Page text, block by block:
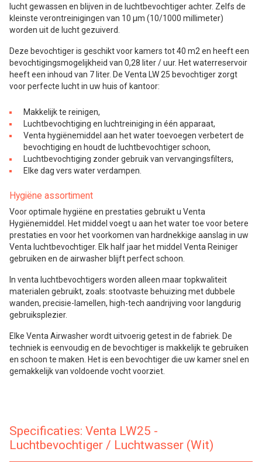
lucht gewassen en blijven in de luchtbevochtiger achter. Zelfs de
kleinste verontreinigingen van 10 µm (10/1000 millimeter)
worden uit de lucht gezuiverd.
Deze bevochtiger is geschikt voor kamers tot 40 m2 en heeft een
bevochtigingsmogelijkheid van 0,28 liter / uur. Het waterreservoir
heeft een inhoud van 7 liter. De Venta LW 25 bevochtiger zorgt
voor perfecte lucht in uw huis of kantoor:
Makkelijk te reinigen,
Luchtbevochtiging en luchtreiniging in één apparaat,
Venta hygiënemiddel aan het water toevoegen verbetert de
bevochtiging en houdt de luchtbevochtiger schoon,
Luchtbevochtiging zonder gebruik van vervangingsfilters,
Elke dag vers water verdampen.
Hygiëne assortiment
Voor optimale hygiëne en prestaties gebruikt u Venta
Hygiënemiddel. Het middel voegt u aan het water toe voor betere
prestaties en voor het voorkomen van hardnekkige aanslag in uw
Venta luchtbevochtiger. Elk half jaar het middel Venta Reiniger
gebruiken en de airwasher blijft perfect schoon.
In venta luchtbevochtigers worden alleen maar topkwaliteit
materialen gebruikt, zoals: stootvaste behuizing met dubbele
wanden, precisie-lamellen, high-tech aandrijving voor langdurig
gebruiksplezier.
Elke Venta Airwasher wordt uitvoerig getest in de fabriek. De
techniek is eenvoudig en de bevochtiger is makkelijk te gebruiken
en schoon te maken. Het is een bevochtiger die uw kamer snel en
gemakkelijk van voldoende vocht voorziet.
Specificaties: Venta LW25 -
Luchtbevochtiger / Luchtwasser (Wit)